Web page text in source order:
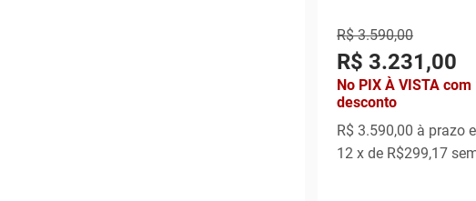
R$ 3.590,00
R$ 3.231,00
No PIX À VISTA com
desconto
R$ 3.590,00 à prazo
12 x de R$299,17